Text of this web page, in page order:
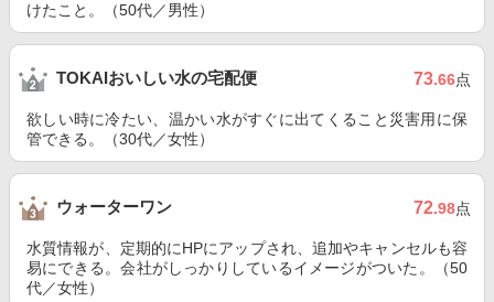
けたこと。（50代／男性）
TOKAIおいしい水の宅配便 73.66点
欲しい時に冷たい、温かい水がすぐに出てくること災害用に保
管できる。（30代／女性）
ウォーターワン 72.98点
水質情報が、定期的にHPにアップされ、追加やキャンセルも容
易にできる。会社がしっかりしているイメージがついた。（50
代／女性）